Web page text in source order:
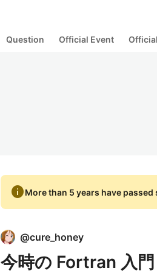
Question Official Event
infoMore than 5 years have passed
@cure_honey
今時の Fortran 入